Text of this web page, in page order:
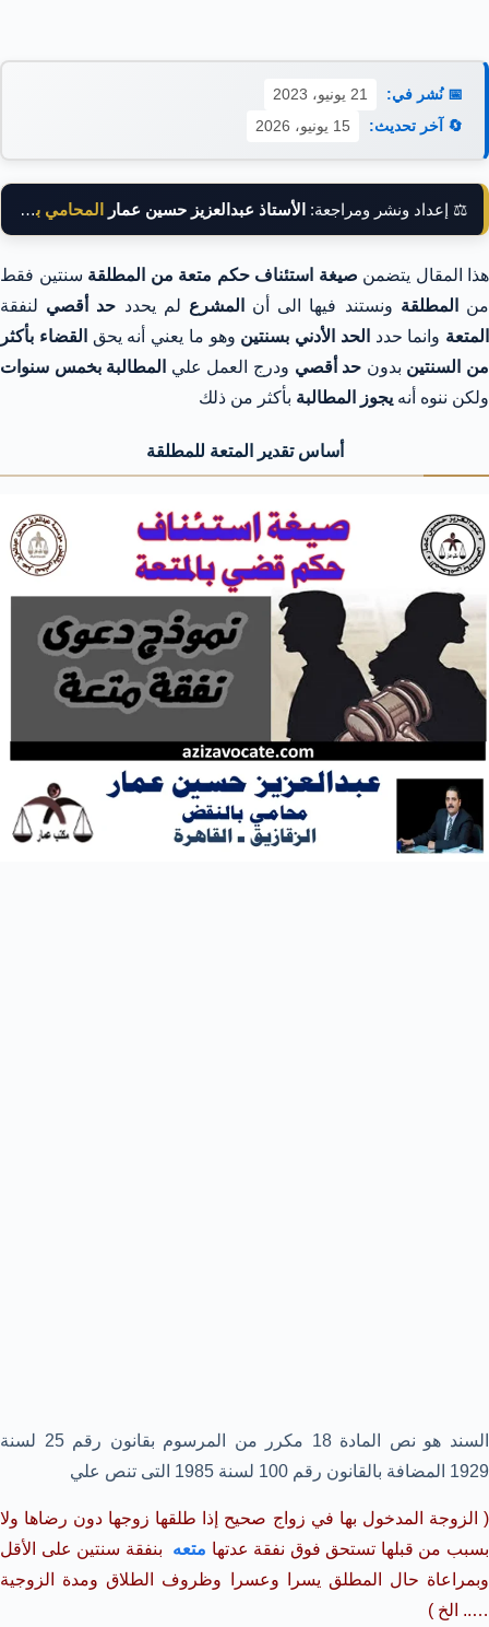
📅 نُشر في:
21 يونيو، 2023
🔄 آخر تحديث:
15 يونيو، 2026
⚖️ إعداد ونشر ومراجعة: الأستاذ عبدالعزيز حسين عمار المحامي بالنقض
هذا المقال يتضمن صيغة استئناف حكم متعة من المطلقة سنتين فقط
من
المطلقة ونستند فيها الى أن المشرع لم يحدد حد أقصي لنفقة
المتعة وانما حدد الحد الأدني بسنتين وهو ما يعني أنه يحق
القضاء بأكثر
من السنتين بدون حد أقصي ودرج العمل علي
المطالبة بخمس سنوات
ولكن ننوه أنه يجوز المطالبة بأكثر من ذلك
أساس تقدير المتعة للمطلقة
السند هو نص المادة 18 مكرر من المرسوم بقانون رقم 25 لسنة
1929 المضافة بالقانون رقم 100 لسنة 1985 التى تنص علي
( الزوجة المدخول بها في زواج صحيح إذا طلقها زوجها دون رضاها ولا
بسبب من قبلها تستحق فوق نفقة عدتها متعه
بنفقة سنتين على الأقل
وبمراعاة حال المطلق يسرا وعسرا وظروف الطلاق ومدة الزوجية
….. الخ )